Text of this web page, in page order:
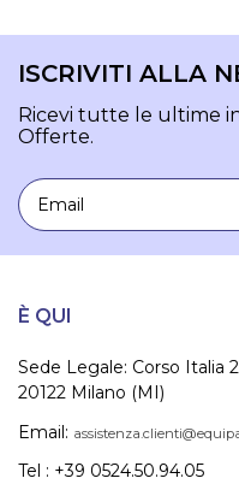
ISCRIVITI ALLA
Ricevi tutte le ultime
Offerte.
Email
È QUI
Sede Legale: Corso Italia
20122 Milano (MI)
Email:
Tel : +39 0524.50.94.05